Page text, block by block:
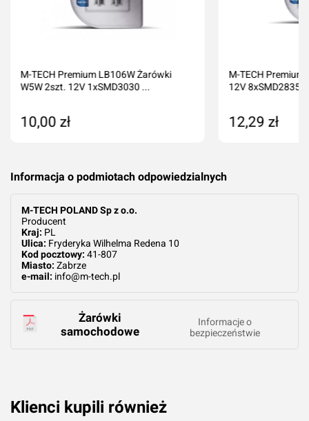
Komentarz*
M-TECH Premium LB106W Żarówki
W5W 2szt. 12V 1xSMD3030 ...
10,00 zł
M-TECH Premium
12V 8xSMD2835
12,29 zł
Informacja o podmiotach odpowiedzialnych
M-TECH POLAND Sp z o.o.
Producent
Kraj: PL
Ulica: Fryderyka Wilhelma Redena 10
Kod pocztowy: 41-807
Miasto: Zabrze
e-mail: info@m-tech.pl
Żarówki
samochodowe
Informacje o
bezpieczeństwie
Klienci kupili również